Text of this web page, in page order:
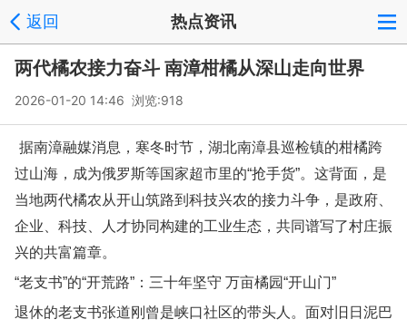
返回 热点资讯
两代橘农接力奋斗 南漳柑橘从深山走向世界
2026-01-20 14:46 浏览:918
据南漳融媒消息，寒冬时节，湖北南漳县巡检镇的柑橘跨
过山海，成为俄罗斯等国家超市里的“抢手货”。这背面，是
当地两代橘农从开山筑路到科技兴农的接力斗争，是政府、
企业、科技、人才协同构建的工业生态，共同谱写了村庄振
兴的共富篇章。
“老支书”的“开荒路”：三十年坚守 万亩橘园“开山门”
退休的老支书张道刚曾是峡口社区的带头人。面对旧日泥巴